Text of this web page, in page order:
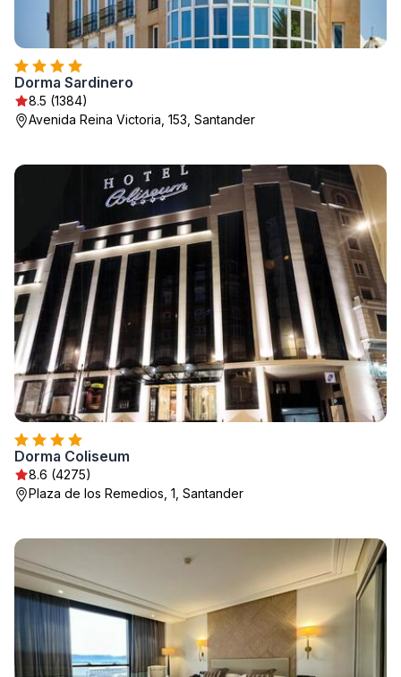
Dorma Sardinero
8.5 (1384)
Avenida Reina Victoria, 153, Santander
Dorma Coliseum
8.6 (4275)
Plaza de los Remedios, 1, Santander